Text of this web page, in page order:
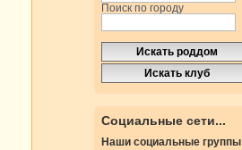
Поиск по городу
Социальные сети...
Наши социальные группы